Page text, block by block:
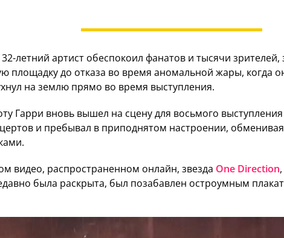
летний артист обеспокоил фанатов и тысячи
площадку до отказа во время аномальной жары, когда
на землю прямо во время выступления.
Гарри вновь вышел на сцену для восьмого
и пребывал в приподнятом настроении,
видео, распространенном онлайн, звезда One Direction
была раскрыта, был позабавлен остроумным